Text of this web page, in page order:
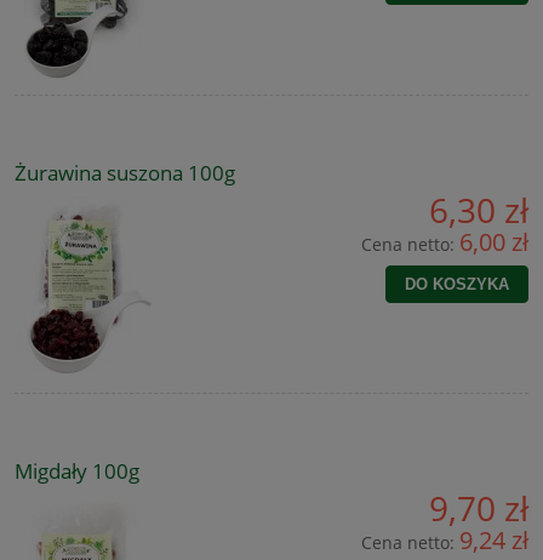
Żurawina suszona 100g
6,30 zł
Cena netto: 6,00 zł
DO KOSZYKA
Migdały 100g
9,70 zł
Cena netto: 9,24 zł